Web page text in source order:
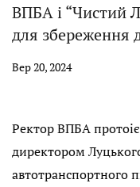
ВПБА і “Чистий
для збереження
Вер 20, 2024
Ректор ВПБА
директором
автотранспортного